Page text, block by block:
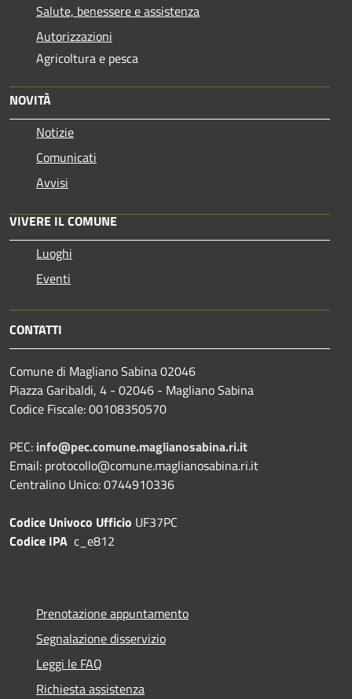
Salute, benessere e assistenza
Autorizzazioni
Agricoltura e pesca
NOVITÀ
Notizie
Comunicati
Avvisi
VIVERE IL COMUNE
Luoghi
Eventi
CONTATTI
Comune di Magliano Sabina 02046
Piazza Garibaldi, 4 - 02046 - Magliano Sabina
Codice Fiscale: 00108350570
PEC: info@pec.comune.maglianosabina.ri.it
Email: protocollo@comune.maglianosabina.ri.it
Centralino Unico: 0744910336
Codice Univoco Ufficio UF37PC
Codice IPA c_e812
Prenotazione appuntamento
Segnalazione disservizio
Leggi le FAQ
Richiesta assistenza